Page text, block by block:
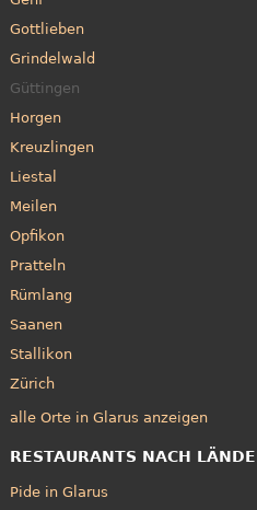
Gottlieben
Grindelwald
Güttingen
Horgen
Kreuzlingen
Liestal
Meilen
Opfikon
Pratteln
Rümlang
Saanen
Stallikon
Zürich
alle Orte in Glarus anzeigen
RESTAURANTS NACH
Pide in Glarus